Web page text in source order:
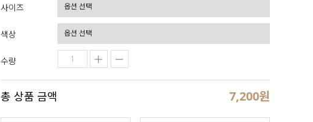
사이즈
색상
수량
총 상품 금액 7,200원